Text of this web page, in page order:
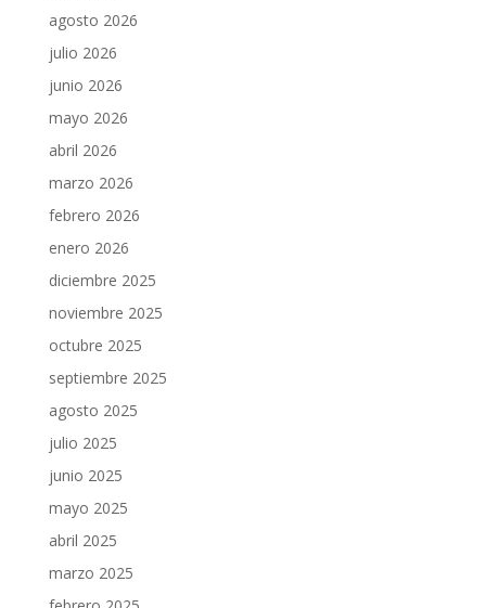
agosto 2026
julio 2026
junio 2026
mayo 2026
abril 2026
marzo 2026
febrero 2026
enero 2026
diciembre 2025
noviembre 2025
octubre 2025
septiembre 2025
agosto 2025
julio 2025
junio 2025
mayo 2025
abril 2025
marzo 2025